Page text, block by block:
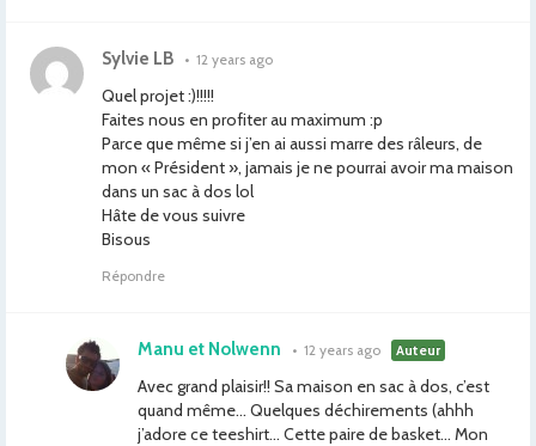
Sylvie LB • 12 years ago
Quel projet :)!!!!!
Faites nous en profiter au maximum :p
Parce que même si j’en ai aussi marre des râleurs, de
mon « Président », jamais je ne pourrai avoir ma maison
dans un sac à dos lol
Hâte de vous suivre
Bisous
Répondre
Manu et Nolwenn • 12 years ago Auteur
Avec grand plaisir!! Sa maison en sac à dos, c’est
quand même… Quelques déchirements (ahhh
j’adore ce teeshirt… Cette paire de basket… Mon